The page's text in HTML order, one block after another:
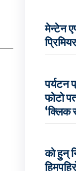
मेन्टेन
पर्यटन
फोटो
‘क्लिक
को हुन्